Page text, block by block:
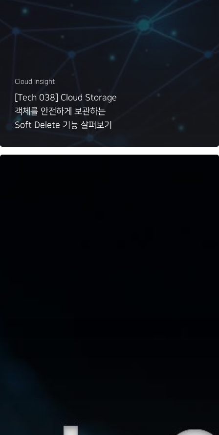
Cloud Insight
[Tech 038] Cloud Storage
객체를 안전하게 보관하는
Soft Delete 기능 살펴보기